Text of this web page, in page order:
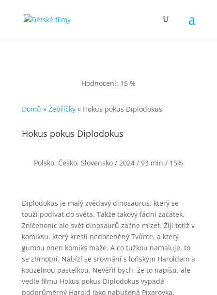
Hodnocení: 15 %
Domů » Žebříčky» Hokus pokus Diplodokus
Hokus pokus Diplodokus
Polsko, Česko, Slovensko / 2024 / 93 min / 15%
Diplodokus je malý zvědavý dinosaurus, který se
touží podívat do světa. Takže takový fádní začátek.
Zničehonic ale svět dinosaurů začne mizet. Žijí totiž v
komiksu, který kreslí nedoceněný Tvůrce, a který
gumou onen komiks maže. A co tužkou namaluje, to
se zhmotní. Nabízí se srovnání s loňským Haroldem a
kouzelnou pastelkou. Nevěřil bych, že to napíšu, ale
vedle filmu Hokus pokus Diplodokus vypadá
podprůměrný Harold jako nabušená Pixarovka.